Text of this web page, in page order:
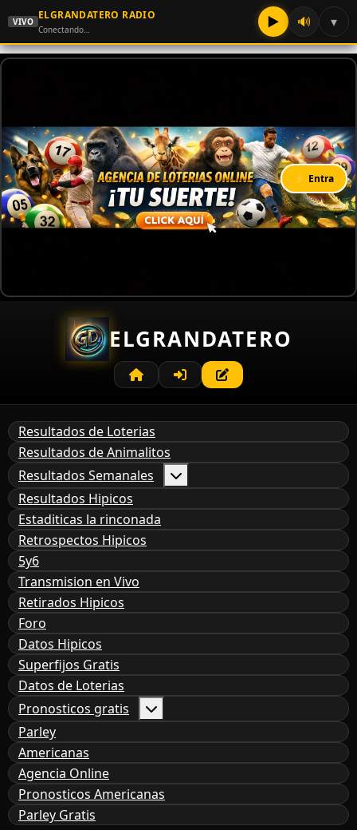
VIVO
ELGRANDATERO RADIO
Conectando… ▶ 🔊 ▾
⚡ Entra
ELGRANDATERO
Resultados de Loterias
Resultados de Animalitos
Resultados Semanales
Resultados Hipicos
Estaditicas la rinconada
Retrospectos Hipicos
5y6
Transmision en Vivo
Retirados Hipicos
Foro
Datos Hipicos
Superfijos Gratis
Datos de Loterias
Pronosticos gratis
Parley
Americanas
Agencia Online
Pronosticos Americanas
Parley Gratis